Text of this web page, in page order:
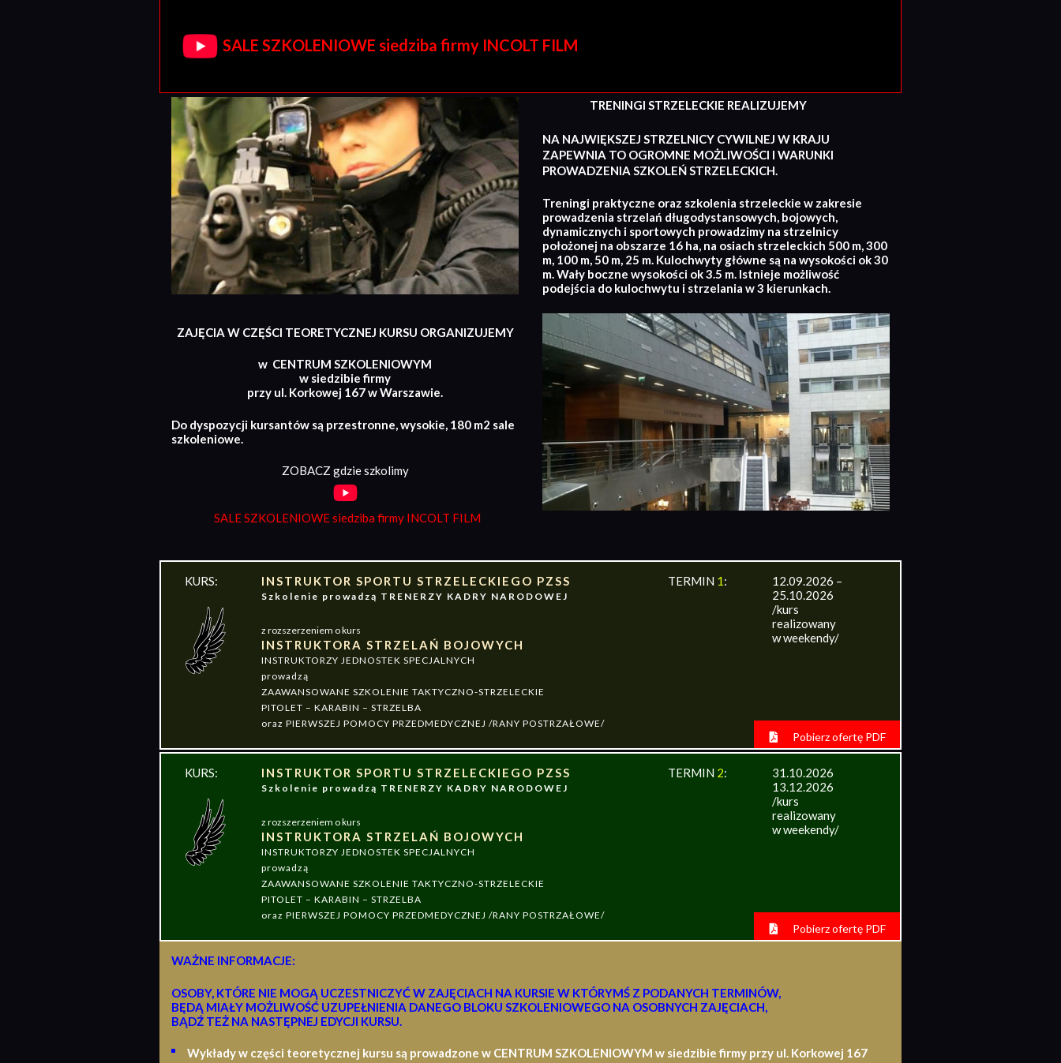
SALE SZKOLENIOWE siedziba firmy INCOLT FILM
TRENINGI STRZELECKIE REALIZUJEMY
NA NAJWIĘKSZEJ STRZELNICY CYWILNEJ W KRAJU
ZAPEWNIA TO OGROMNE MOŻLIWOŚCI I WARUNKI
PROWADZENIA SZKOLEŃ STRZELECKICH.
Treningi praktyczne oraz szkolenia strzeleckie w zakresie
prowadzenia strzelań długodystansowych, bojowych,
dynamicznych i sportowych prowadzimy na strzelnicy
położonej na obszarze 16 ha, na osiach strzeleckich 500 m, 300
m, 100 m, 50 m, 25 m. Kulochwyty główne są na wysokości ok 30
m. Wały boczne wysokości ok 3.5 m. Istnieje możliwość
podejścia do kulochwytu i strzelania w 3 kierunkach.
ZAJĘCIA W CZĘŚCI TEORETYCZNEJ KURSU ORGANIZUJEMY
w CENTRUM SZKOLENIOWYM
w siedzibie firmy
przy ul. Korkowej 167 w Warszawie.
Do dyspozycji kursantów są przestronne, wysokie, 180 m2 sale
szkoleniowe.
ZOBACZ gdzie szkolimy
SALE SZKOLENIOWE siedziba firmy INCOLT FILM
KURS: INSTRUKTOR SPORTU STRZELECKIEGO PZSS
Szkolenie prowadzą TRENERZY KADRY NARODOWEJ
z rozszerzeniem o kurs
INSTRUKTORA STRZELAŃ BOJOWYCH
INSTRUKTORZY JEDNOSTEK SPECJALNYCH
prowadzą
ZAAWANSOWANE SZKOLENIE TAKTYCZNO-STRZELECKIE
PITOLET – KARABIN – STRZELBA
oraz PIERWSZEJ POMOCY PRZEDMEDYCZNEJ /RANY POSTRZAŁOWE/
TERMIN 1:
12.09.2026 –
25.10.2026
/kurs
realizowany
w weekendy/
Pobierz ofertę PDF
KURS: INSTRUKTOR SPORTU STRZELECKIEGO PZSS
Szkolenie prowadzą TRENERZY KADRY NARODOWEJ
z rozszerzeniem o kurs
INSTRUKTORA STRZELAŃ BOJOWYCH
INSTRUKTORZY JEDNOSTEK SPECJALNYCH
prowadzą
ZAAWANSOWANE SZKOLENIE TAKTYCZNO-STRZELECKIE
PITOLET – KARABIN – STRZELBA
oraz PIERWSZEJ POMOCY PRZEDMEDYCZNEJ /RANY POSTRZAŁOWE/
TERMIN 2:
31.10.2026
13.12.2026
/kurs
realizowany
w weekendy/
Pobierz ofertę PDF
WAŻNE INFORMACJE:
OSOBY, KTÓRE NIE MOGĄ UCZESTNICZYĆ W ZAJĘCIACH NA KURSIE W KTÓRYMŚ Z PODANYCH TERMINÓW,
BĘDĄ MIAŁY MOŻLIWOŚĆ UZUPEŁNIENIA DANEGO BLOKU SZKOLENIOWEGO NA OSOBNYCH ZAJĘCIACH,
BĄDŹ TEŻ NA NASTĘPNEJ EDYCJI KURSU.
Wykłady w części teoretycznej kursu są prowadzone w CENTRUM SZKOLENIOWYM w siedzibie firmy przy ul. Korkowej 167